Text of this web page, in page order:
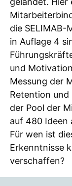
die
in Auflage 4
und
Messung der
Retention und
der Pool der
auf 480 Ideen
Für wen ist
Erkenntnisse
verschaffen?